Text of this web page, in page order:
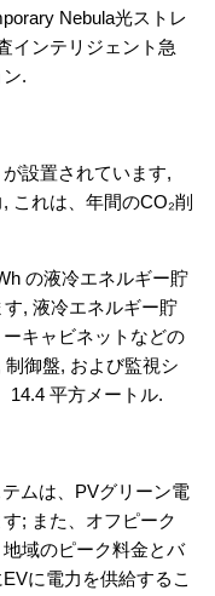
Nebula光ストレ
インテリジェント急
.
設置されています,
これは、年間のCO₂削
の液冷エネルギー貯
, 液冷エネルギー貯
キャビネットなどの
御盤, および監視シ
14.4 平方メートル.
ムは、PVグリーン電
; また、オフピーク
域のピーク料金とバ
に電力を供給するこ